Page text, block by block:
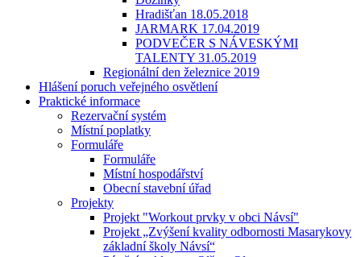
Hradišťan 18.05.2018
JARMARK 17.04.2019
PODVEČER S NÁVESKÝMI
TALENTY 31.05.2019
Regionální den železnice 2019
Hlášení poruch veřejného osvětlení
Praktické informace
Rezervační systém
Místní poplatky
Formuláře
Formuláře
Místní hospodářství
Obecní stavební úřad
Projekty
Projekt "Workout prvky v obci Návsí"
Projekt „Zvýšení kvality odbornosti Masarykovy
základní školy Návsí“